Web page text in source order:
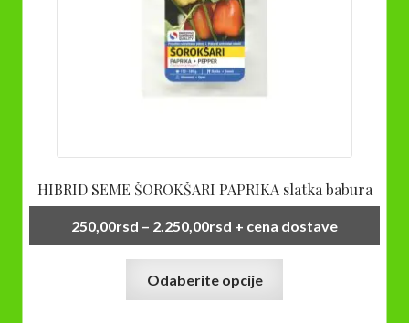
HIBRID SEME ŠOROKŠARI PAPRIKA slatka babura
250,00rsd – 2.250,00rsd Raspon
cena:
250,00rsd
+ cena dostave
Odaberite opcije